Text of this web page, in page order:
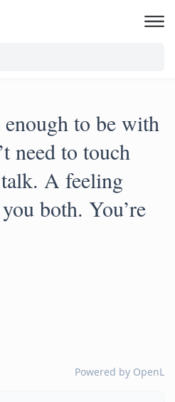
to be with
need to touch
A feeling
both. You’re
Powered by OpenL